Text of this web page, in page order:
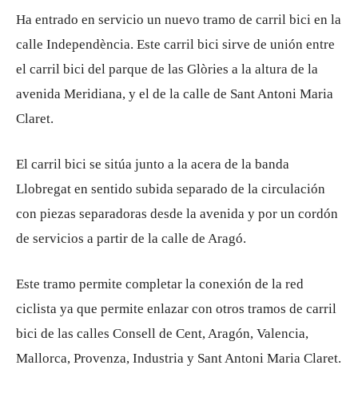
Ha entrado en servicio un nuevo tramo de carril bici en la
calle Independència. Este carril bici sirve de unión entre
el carril bici del parque de las Glòries a la altura de la
avenida Meridiana, y el de la calle de Sant Antoni Maria
Claret.
El carril bici se sitúa junto a la acera de la banda
Llobregat en sentido subida separado de la circulación
con piezas separadoras desde la avenida y por un cordón
de servicios a partir de la calle de Aragó.
Este tramo permite completar la conexión de la red
ciclista ya que permite enlazar con otros tramos de carril
bici de las calles Consell de Cent, Aragón, Valencia,
Mallorca, Provenza, Industria y Sant Antoni Maria Claret.